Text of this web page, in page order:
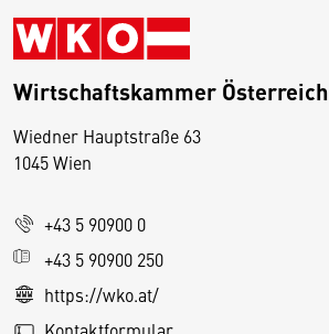
Wirtschaftskammer Österreich
Wiedner Hauptstraße 63
1045 Wien
+43 5 90900 0
+43 5 90900 250
https://wko.at/
D
s
e
S
e